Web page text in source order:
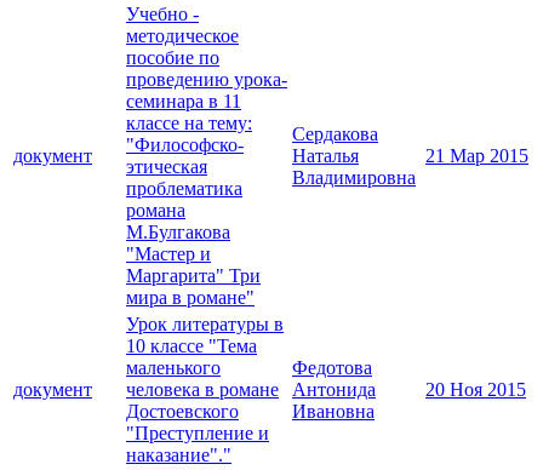
документ
Учебно -
методическое
пособие по
проведению урока-
семинара в 11
классе на тему:
"Философско-
этическая
проблематика
романа
М.Булгакова
"Мастер и
Маргарита" Три
мира в романе"
Сердакова
Наталья
Владимировна
21 Мар 2015
документ
Урок литературы в
10 классе "Тема
маленького
человека в романе
Достоевского
"Преступление и
наказание"."
Федотова
Антонида
Ивановна
20 Ноя 2015